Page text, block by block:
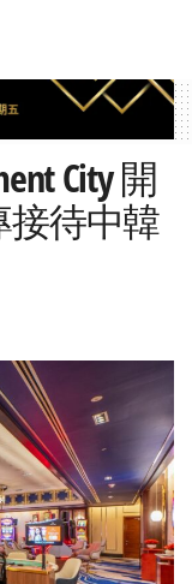
City 開
接待中韓